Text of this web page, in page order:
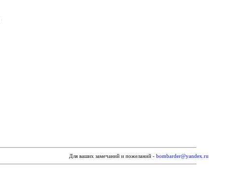
Для ваших замечаний и пожеланий - bombarder@yandex.ru